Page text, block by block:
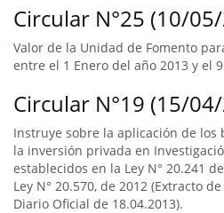
Circular N°25 (10/
Valor de la Unidad de Fomento
entre el 1 Enero del año 2013 y el
Circular N°19 (15/
Instruye sobre la aplicación de
la inversión privada en
establecidos en la Ley N° 20.241
Ley N° 20.570, de 2012 (Extracto
Diario Oficial de 18.04.2013).